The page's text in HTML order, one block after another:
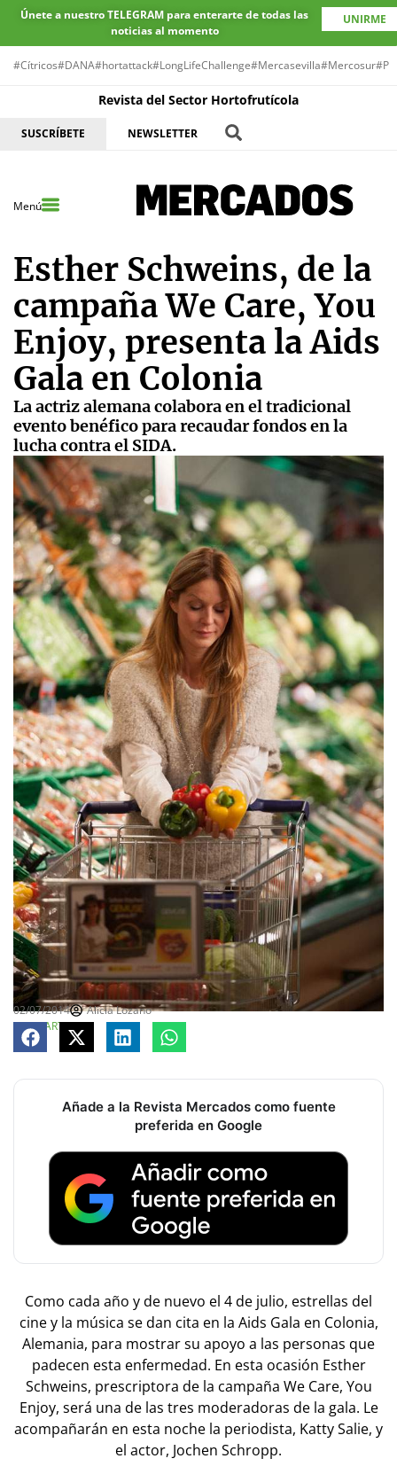
Únete a nuestro TELEGRAM para enterarte de todas las
noticias al momento
UNIRME
#Cítricos#DANA#hortattack#LongLifeChallenge#Mercasevilla#Mercosur
Revista del Sector Hortofrutícola
SUSCRÍBETE NEWSLETTER
Menú
Esther Schweins, de la
campaña We Care, You
Enjoy, presenta la Aids
Gala en Colonia
La actriz alemana colabora en el tradicional
evento benéfico para recaudar fondos en la
lucha contra el SIDA.
02/07/2014
Alicia Lozano
COMPARTE
Añade a la Revista Mercados como fuente
preferida en Google
Como cada año y de nuevo el 4 de julio, estrellas del
cine y la música se dan cita en la Aids Gala en Colonia,
Alemania, para mostrar su apoyo a las personas que
padecen esta enfermedad. En esta ocasión Esther
Schweins, prescriptora de la campaña We Care, You
Enjoy, será una de las tres moderadoras de la gala. Le
acompañarán en esta noche la periodista, Katty Salie, y
el actor, Jochen Schropp.